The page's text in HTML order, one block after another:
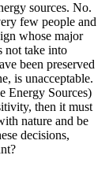
sources. No.
few people and
whose major
not take into
been preserved
is unacceptable.
Energy Sources)
then it must
nature and be
decisions,